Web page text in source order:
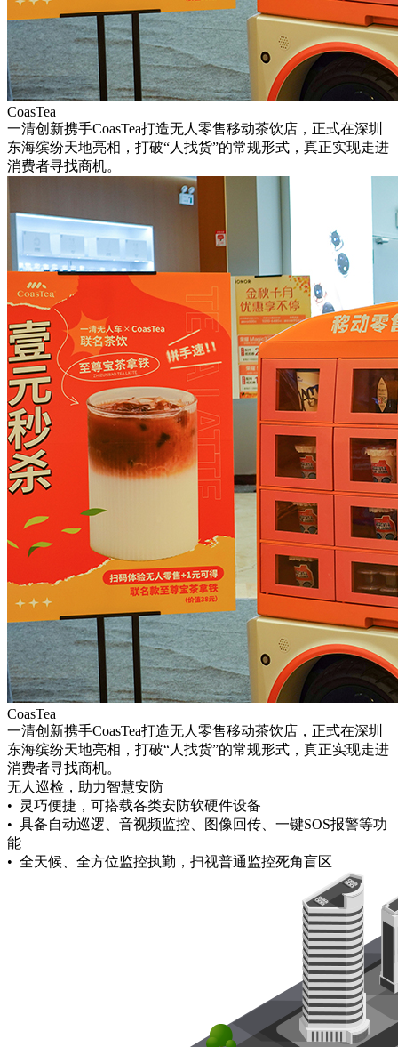
CoasTea
一清创新携手CoasTea打造无人零售移动茶饮店，正式在深圳
东海缤纷天地亮相，打破“人找货”的常规形式，真正实现走进
消费者寻找商机。
CoasTea
一清创新携手CoasTea打造无人零售移动茶饮店，正式在深圳
东海缤纷天地亮相，打破“人找货”的常规形式，真正实现走进
消费者寻找商机。
无人巡检，助力智慧安防
• 灵巧便捷，可搭载各类安防软硬件设备
• 具备自动巡逻、音视频监控、图像回传、一键SOS报警等功
能
• 全天候、全方位监控执勤，扫视普通监控死角盲区